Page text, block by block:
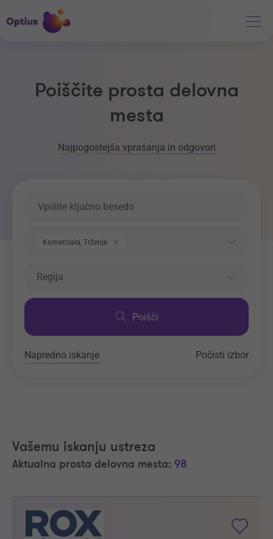
Poiščite prosta delovna
mesta
Najpogostejša vprašanja in odgovori
Komerciala, Trženje
Regija
Poišči
Napredno iskanje Počisti izbor
Vašemu iskanju ustreza
Aktualna prosta delovna mesta: 98